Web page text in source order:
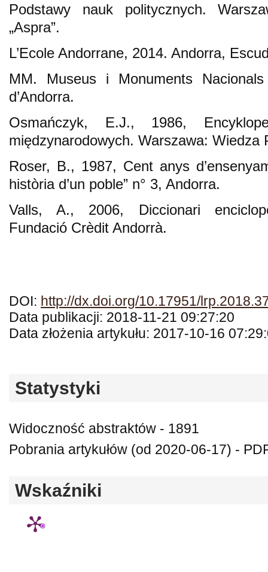
Podstawy nauk politycznych.
„Aspra”.
L’Ecole Andorrane, 2014. Andorra,
MM. Museus i Monuments
d’Andorra.
Osmańczyk, E.J., 1986,
międzynarodowych. Warszawa: Wiedza
Roser, B., 1987, Cent anys
història d’un poble” n° 3, Andorra.
Valls, A., 2006, Diccionari
Fundació Crèdit Andorrà.
DOI: http://dx.doi.org/10.17951/
Data publikacji: 2018-11-21 09:27:20
Data złożenia artykułu: 2017-10-16
Statystyki
Widoczność abstraktów - 1891
Pobrania artykułów (od 2020-06-17) -
Wskaźniki